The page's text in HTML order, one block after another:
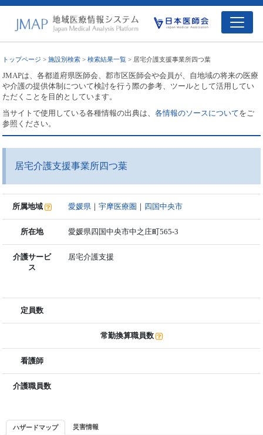
トップページ >施設別検索 >検索結果一覧 > 居宅介護支援事業所四つ葉
JMAPは、各都道府県医師会、郡市区医師会や会員が、自地域の将来の医療
や介護の提供体制について検討を行う際の参考、ツールとして活用してい
ただくことを目的としています。
当サイトで使用している各種情報の出典は、各情報のソースについてをご
参照ください。
居宅介護支援事業所四つ葉
所属地域 愛媛県 ｜宇摩医療圏 ｜ 四国中央市
所在地 愛媛県四国中央市中之庄町565-3
介護サービ
ス
居宅介護支援
定員数
常勤換算職員数
看護師
介護職員数
ハザードマップ 災害情報